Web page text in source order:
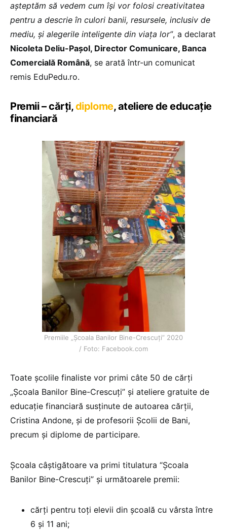
așteptăm să vedem cum își vor folosi creativitatea
pentru a descrie în culori banii, resursele, inclusiv de
mediu, și alegerile inteligente din viața lor”, a declarat
Nicoleta Deliu-Pașol, Director Comunicare, Banca
Comercială Română, se arată într-un comunicat
remis EduPedu.ro.
Premii – cărți,diplome, ateliere de educație
financiară
Premiile „Școala Banilor Bine-Crescuți” 2020
/ Foto: Facebook.com
Toate școlile finaliste vor primi câte 50 de cărți
„Școala Banilor Bine-Crescuți” și ateliere gratuite de
educație financiară susținute de autoarea cărții,
Cristina Andone, și de profesorii Școlii de Bani,
precum și diplome de participare.
Școala câștigătoare va primi titulatura “Școala
Banilor Bine-Crescuți” și următoarele premii:
cărți pentru toți elevii din școală cu vârsta între
6 și 11 ani;